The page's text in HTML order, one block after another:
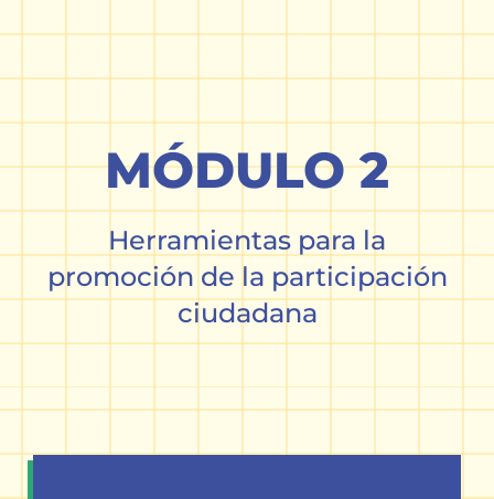
MÓDULO 2
Herramientas para la
promoción de la participación
ciudadana